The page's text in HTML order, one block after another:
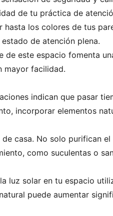
de tu práctica de
los colores de tus
de atención plena.
de este espacio fomenta
mayor facilidad.
indican que pasar
incorporar elementos
casa. No solo purifican el
como suculentas o
luz solar en tu espacio
puede aumentar